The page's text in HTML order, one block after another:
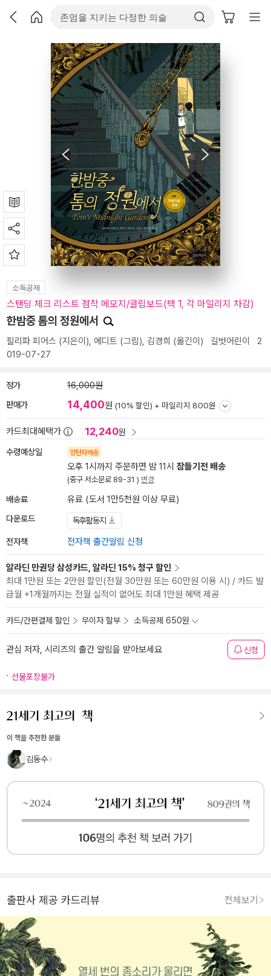
소득공제
스탠딩 체크 리스트 점착 메모지/클립보드(택 1, 각 마일리지 차감)
한밤중 톰의 정원에서
필리파 피어스 (지은이), 에디트 (그림), 김경희 (옮긴이) 길벗어린이
2
019-07-27
정가 16,000원
판매가 14,400원 (10% 할인) + 마일리지 800원
카드최대혜택가 12,240원
수령예상일 양탄자배송
오후 1시까지 주문하면 밤 11시 잠들기전 배송
(중구 서소문로 89-31 ) 변경
배송료 유료 (도서 1만5천원 이상 무료)
다운로드 독후활동지
전자책 전자책 출간알림 신청
알라딘 만권당 삼성카드, 알라딘 15% 청구 할인
최대 1만원 또는 2만원 할인(전월 30만원 또는 60만원 이용 시) / 카드 발
급월 +1개월까지는 전월 실적이 없어도 최대 1만원 혜택 제공
카드/간편결제 할인 무이자 할부 소득공제 650원
관심 저자, 시리즈의 출간 알림을 받아보세요 신청
선물포장불가
이 책을 추천한 분들
김동수
출판사 제공 카드리뷰 전체보기